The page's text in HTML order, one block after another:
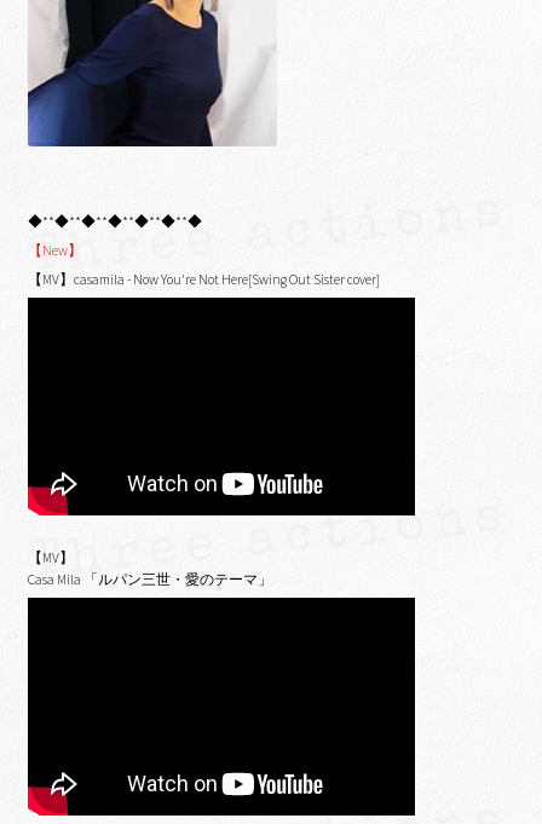
◆**◆**◆**◆**◆**◆**◆
【New】
【MV】casamila - Now You're Not Here[Swing Out Sister cover]
【MV】
Casa Mila 「ルパン三世・愛のテーマ」